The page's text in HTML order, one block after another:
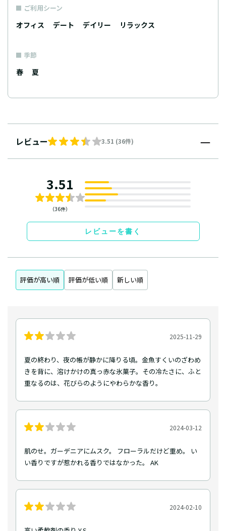
ご利用シーン
オフィス デート デイリー リラックス
季節
春 夏
レビュー 3.51 (36件)
3.51
（36件）
レビューを書く
評価が高い順 評価が低い順 新しい順
2025-11-29
夏の終わり、夜の帳が静かに降りる頃。金魚すくいのざわめ
きを背に、溶けかけの真っ赤な氷菓子。その冷たさに、ふと
重なるのは、花びらのようにやわらかな香り。
2024-03-12
肌のせ。ガーデニアにムスク。 フローラルだけど重め。 い
い香りですが惹かれる香りではなかった。 AK
2024-02-10